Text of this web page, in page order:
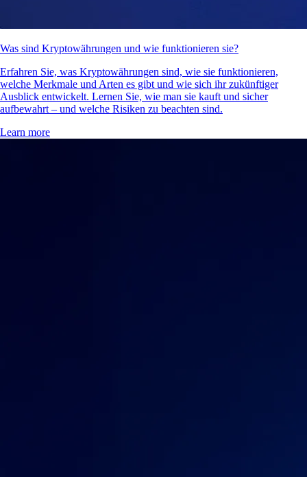
Was sind Kryptowährungen und wie funktionieren sie?
Erfahren Sie, was Kryptowährungen sind, wie sie funktionieren,
welche Merkmale und Arten es gibt und wie sich ihr zukünftiger
Ausblick entwickelt. Lernen Sie, wie man sie kauft und sicher
aufbewahrt – und welche Risiken zu beachten sind.
Learn more